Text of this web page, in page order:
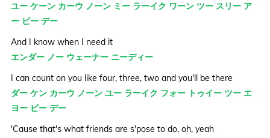
ユー ケーン カーウ ノーン ミー ラーイク ワーン ツー スリー ア
ー ビー デー
And I know when I need it
エンダー ノー ウェーナー ニーディー
I can count on you like four, three, two and you'll be there
ダー ケン カーウ ノーン ユー ラーイク フォー トゥイー ツー エ
ヨー ビー デー
'Cause that's what friends are s'pose to do, oh, yeah